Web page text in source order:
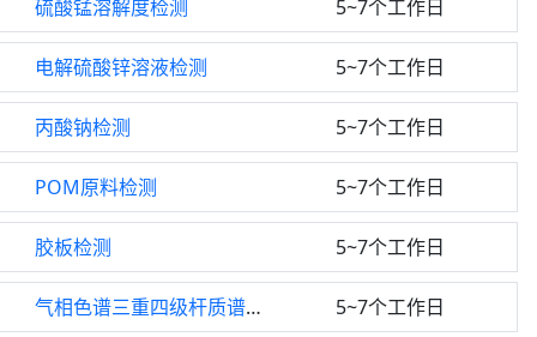
硫酸锰溶解度检测 5~7个工作日
电解硫酸锌溶液检测 5~7个工作日
丙酸钠检测 5~7个工作日
POM原料检测 5~7个工作日
胶板检测 5~7个工作日
气相色谱三重四级杆质谱检测 5~7个工作日